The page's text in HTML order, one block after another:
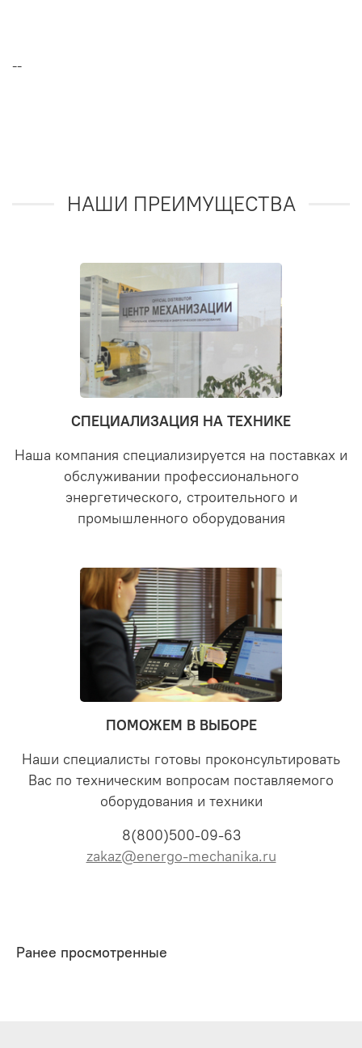
--
НАШИ ПРЕИМУЩЕСТВА
СПЕЦИАЛИЗАЦИЯ НА ТЕХНИКЕ
Наша компания специализируется на поставках и
обслуживании профессионального
энергетического, строительного и
промышленного оборудования
ПОМОЖЕМ В ВЫБОРЕ
Наши специалисты готовы проконсультировать
Вас по техническим вопросам поставляемого
оборудования и техники
8(800)500-09-63
zakaz@energo-mechanika.ru
Ранее просмотренные